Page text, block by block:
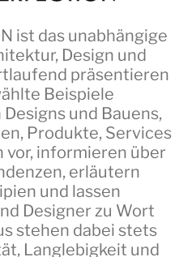
ist das unabhängige
Design und
präsentieren
Beispiele
und Bauens,
Produkte, Services
vor, informieren über
erläutern
und lassen
Designer zu Wort
stehen dabei stets
Langlebigkeit und